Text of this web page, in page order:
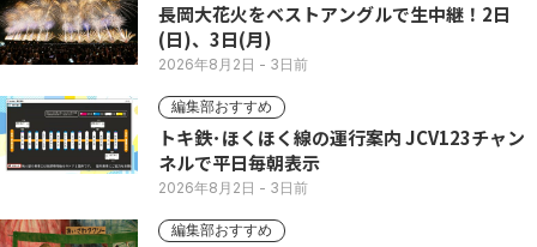
長岡大花火をベストアングルで生中継！2日
(日)、3日(月)
2026年8月2日 - 3日前
編集部おすすめ
トキ鉄･ほくほく線の運行案内 JCV123チャン
ネルで平日毎朝表示
2026年8月2日 - 3日前
編集部おすすめ